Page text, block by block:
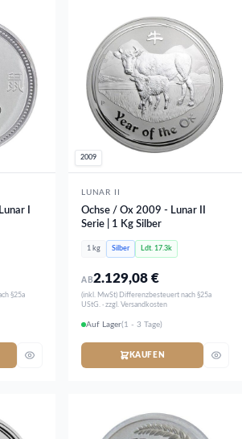
I
§25a
2009
LUNAR II
Ochse / Ox 2009 - Lunar II
Serie | 1 Kg Silber
1 kg Silber Ldt. 17.3k
AB2.129,08€
(inkl. MwSt) Differenzbesteuert nach §25a
UStG. · zzgl. Versandkosten
Auf Lager(1 - 3 Tage)
KAUFEN